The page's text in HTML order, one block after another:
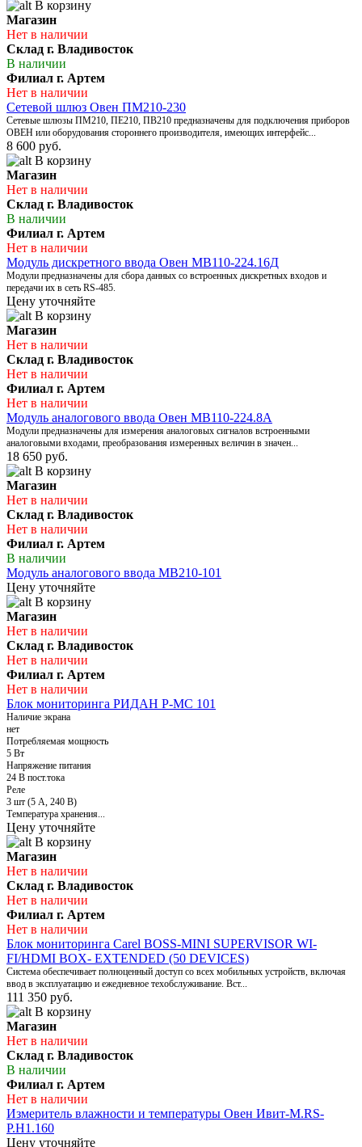
В корзину
Магазин
Нет в наличии
Склад г. Владивосток
В наличии
Филиал г. Артем
Нет в наличии
Сетевой шлюз Овен ПМ210-230
Сетевые шлюзы ПМ210, ПЕ210, ПВ210 предназначены для подключения приборов
ОВЕН или оборудования стороннего производителя, имеющих интерфейс...
8 600 руб.
В корзину
Магазин
Нет в наличии
Склад г. Владивосток
В наличии
Филиал г. Артем
Нет в наличии
Модуль дискретного ввода Овен МВ110-224.16Д
Модули предназначены для сбора данных со встроенных дискретных входов и
передачи их в сеть RS-485.
Цену уточняйте
В корзину
Магазин
Нет в наличии
Склад г. Владивосток
Нет в наличии
Филиал г. Артем
Нет в наличии
Модуль аналогового ввода Овен МВ110-224.8А
Модули предназначены для измерения аналоговых сигналов встроенными
аналоговыми входами, преобразования измеренных величин в значен...
18 650 руб.
В корзину
Магазин
Нет в наличии
Склад г. Владивосток
Нет в наличии
Филиал г. Артем
В наличии
Модуль аналогового ввода МВ210-101
Цену уточняйте
В корзину
Магазин
Нет в наличии
Склад г. Владивосток
Нет в наличии
Филиал г. Артем
Нет в наличии
Блок мониторинга РИДАН Р-МС 101
Наличие экрана
нет
Потребляемая мощность
5 Вт
Напряжение питания
24 В пост.тока
Реле
3 шт (5 А, 240 В)
Температура хранения...
Цену уточняйте
В корзину
Магазин
Нет в наличии
Склад г. Владивосток
Нет в наличии
Филиал г. Артем
Нет в наличии
Блок мониторинга Carel BOSS-MINI SUPERVISOR WI-
FI/HDMI BOX- EXTENDED (50 DEVICES)
Система обеспечивает полноценный доступ со всех мобильных устройств, включая
ввод в эксплуатацию и ежедневное техобслуживание. Вст...
111 350 руб.
В корзину
Магазин
Нет в наличии
Склад г. Владивосток
В наличии
Филиал г. Артем
Нет в наличии
Измеритель влажности и температуры Овен Ивит-M.RS-
P.H1.160
Цену уточняйте